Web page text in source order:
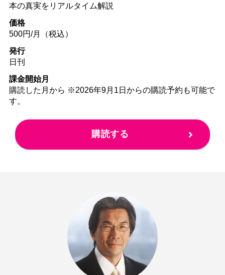
本の真実をリアルタイム解説
価格
500円/月（税込）
発行
日刊
課金開始月
購読した月から ※2026年9月1日からの購読予約も可能で
す。
購読する